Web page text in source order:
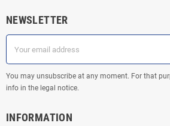
NEWSLETTER
You may unsubscribe at any moment. For that
info in the legal notice.
INFORMATION